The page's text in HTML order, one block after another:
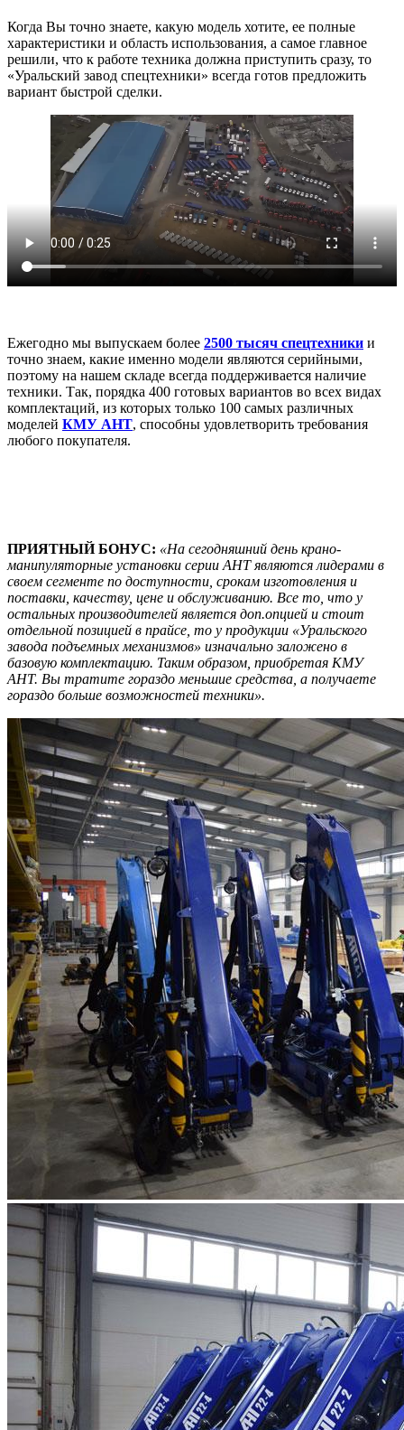
Когда Вы точно знаете, какую модель хотите, ее полные
характеристики и область использования, а самое главное
решили, что к работе техника должна приступить сразу, то
«Уральский завод спецтехники» всегда готов предложить
вариант быстрой сделки.
Ежегодно мы выпускаем более 2500 тысяч спецтехники и
точно знаем, какие именно модели являются серийными,
поэтому на нашем складе всегда поддерживается наличие
техники. Так, порядка 400 готовых вариантов во всех видах
комплектаций, из которых только 100 самых различных
моделей КМУ АНТ, способны удовлетворить требования
любого покупателя.
ПРИЯТНЫЙ БОНУС: «На сегодняшний день крано-
манипуляторные установки серии АНТ являются лидерами в
своем сегменте по доступности, срокам изготовления и
поставки, качеству, цене и обслуживанию. Все то, что у
остальных производителей является доп.опцией и стоит
отдельной позицией в прайсе, то у продукции «Уральского
завода подъемных механизмов» изначально заложено в
базовую комплектацию. Таким образом, приобретая КМУ
АНТ. Вы тратите гораздо меньшие средства, а получаете
гораздо больше возможностей техники».